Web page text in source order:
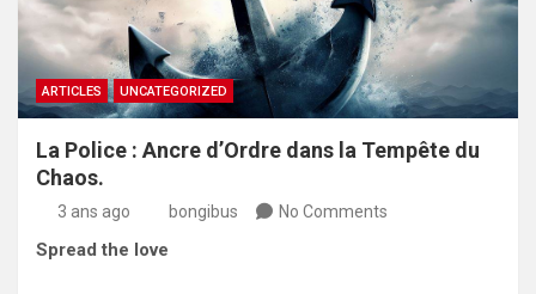
ARTICLES UNCATEGORIZED
La Police : Ancre d’Ordre dans la Tempête du
Chaos.
3 ans ago bongibus No Comments
Spread the love